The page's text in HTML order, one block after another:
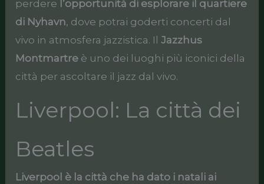
perdere l’opportunità di esplorare il quartiere
di Nyhavn, dove potrai goderti concerti dal
vivo in atmosfera jazzistica. IlJazzhus
Montmartre è uno dei luoghi più iconici della
città per ascoltare il jazz dal vivo.
Liverpool: La città dei
Beatles
Liverpool è la città che ha dato i natali ai